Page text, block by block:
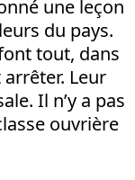
une leçon
du pays.
tout, dans
Leur
Il n’y a pas
ouvrière